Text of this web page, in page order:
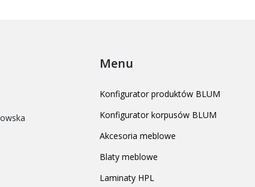
Menu
Konfigurator produktów BLUM
Konfigurator korpusów BLUM
Akcesoria meblowe
Blaty meblowe
Laminaty HPL